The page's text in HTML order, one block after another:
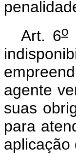
Art. 6o
agente
suas
para
aplicação